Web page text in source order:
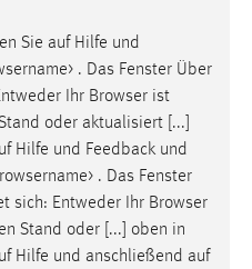
Sie aufHilfe und
. Das Fenster Über
Ihr Browser ist
oder aktualisiert [...]
Hilfe und Feedback und
. Das Fenster
sich: Entweder Ihr Browser
Stand oder [...] oben in
Hilfe und anschließend auf
sich an der Website
Informationen anonym.